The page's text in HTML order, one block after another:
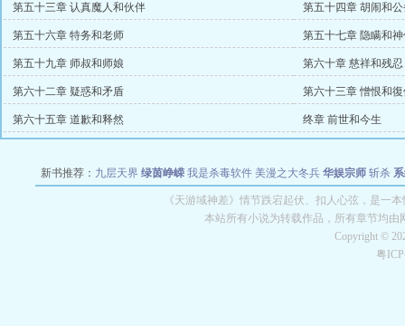
第五十三章 认真魔人和伙伴 第五十四章 胡闹和公
第五十六章 特务和老师 第五十七章 隐瞒和神
第五十九章 师叔和师娘 第六十章 慈祥和残忍
第六十二章 疑惑和矛盾 第六十三章 憎恨和復
第六十五章 道歉和释然 终章 前世和今生
新书推荐： 九层天界 绿茵峥嵘 我是杀毒软件 美漫之大冬兵 华娱宗师 斩杀
教练万岁 都市全能巨星 绝对交易 全职武神 位面复
《天游域神差》情节跌宕起伏、扣人心弦，是一
本站所有小说为转载作品，所有章节均
Copyright ©
粤